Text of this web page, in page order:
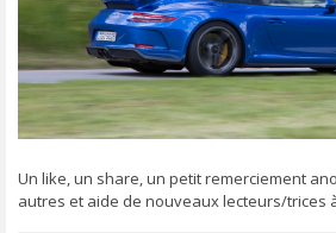
Un like, un share, un petit remerciement
autres et aide de nouveaux lecteurs/trices